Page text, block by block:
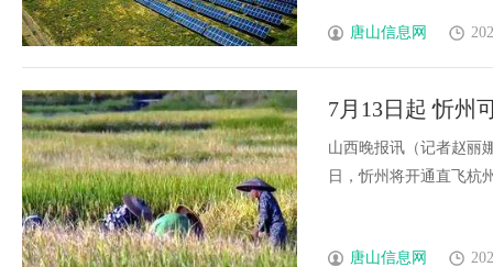
唐山信息网
7月13日起 忻州
山西晚报讯（记者赵丽
日，忻州将开通直飞杭
唐山信息网